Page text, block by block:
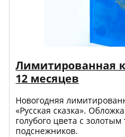
Лимитированная
12 месяцев
Новогодняя
«Русская сказка».
голубого цвета с
подснежников.